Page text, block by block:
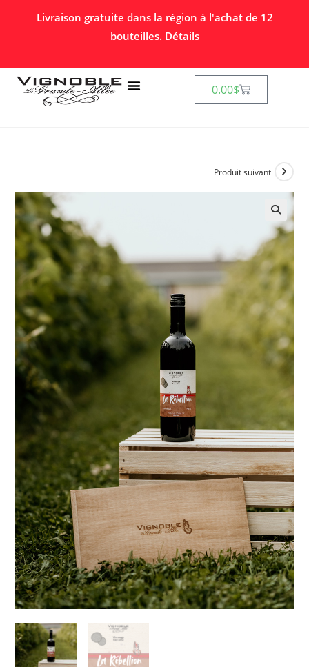
Livraison gratuite dans la région à l'achat de 12
bouteilles. Détails
0.00$
Produit suivant